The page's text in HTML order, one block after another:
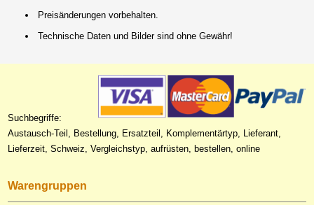
Preisänderungen vorbehalten.
Technische Daten und Bilder sind ohne Gewähr!
Suchbegriffe:
Austausch-Teil, Bestellung, Ersatzteil, Komplementärtyp, Lieferant,
Lieferzeit, Schweiz, Vergleichstyp, aufrüsten, bestellen, online
Warengruppen